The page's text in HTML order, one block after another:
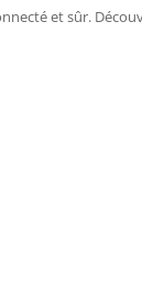
et sûr.